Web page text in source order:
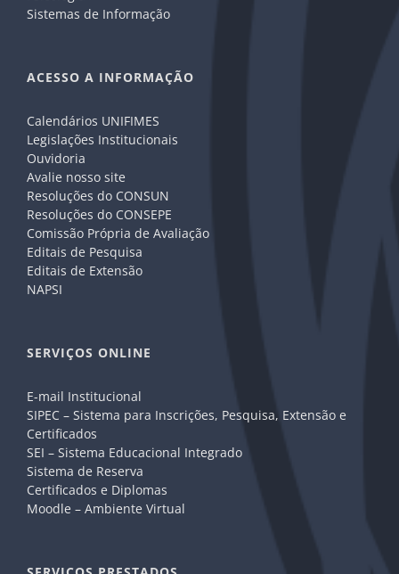
Sistemas de Informação
ACESSO A INFORMAÇÃO
Calendários UNIFIMES
Legislações Institucionais
Ouvidoria
Avalie nosso site
Resoluções do CONSUN
Resoluções do CONSEPE
Comissão Própria de Avaliação
Editais de Pesquisa
Editais de Extensão
NAPSI
SERVIÇOS ONLINE
E-mail Institucional
SIPEC – Sistema para Inscrições, Pesquisa, Extensão e
Certificados
SEI – Sistema Educacional Integrado
Sistema de Reserva
Certificados e Diplomas
Moodle – Ambiente Virtual